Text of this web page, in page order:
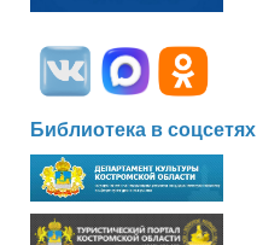
Библиотека в соцсетях